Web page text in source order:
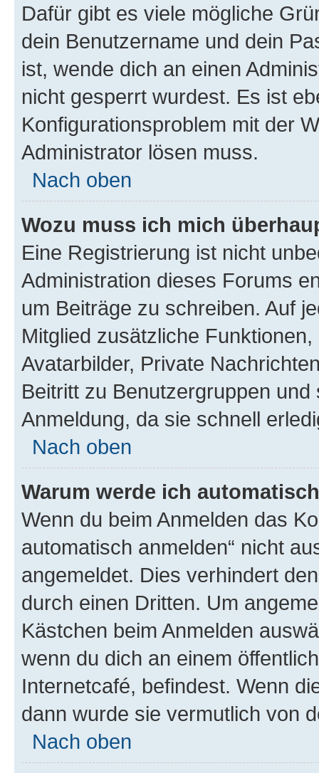
Dafür gibt es viele mögliche
dein Benutzername und dein
ist, wende dich an einen
nicht gesperrt wurdest. Es ist
Konfigurationsproblem mit der
Administrator lösen muss.
Nach oben
Wozu muss ich mich
Eine Registrierung ist nicht
Administration dieses Forums
um Beiträge zu schreiben. Auf
Mitglied zusätzliche
Avatarbilder, Private
Beitritt zu Benutzergruppen
Anmeldung, da sie schnell
Nach oben
Warum werde ich
Wenn du beim Anmelden das
automatisch anmelden“ nicht
angemeldet. Dies verhindert
durch einen Dritten. Um
Kästchen beim Anmelden
wenn du dich an einem
Internetcafé, befindest. Wenn
dann wurde sie vermutlich von
Nach oben